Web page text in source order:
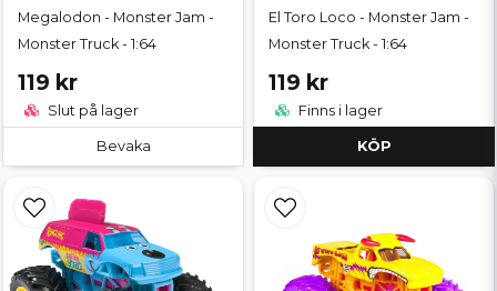
Megalodon - Monster Jam -
Monster Truck - 1:64
119 kr
Slut på lager
Bevaka
El Toro Loco - Monster Jam -
Monster Truck - 1:64
119 kr
Finns i lager
KÖP